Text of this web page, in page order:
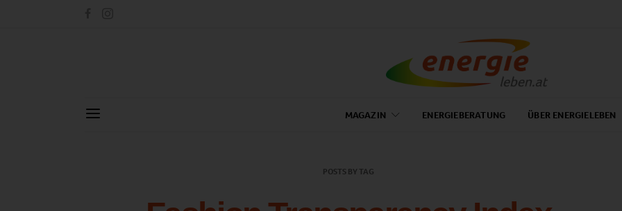
MAGAZIN ENERGIEBERATUNG ÜBER ENERGIELEBEN
POSTS BY TAG